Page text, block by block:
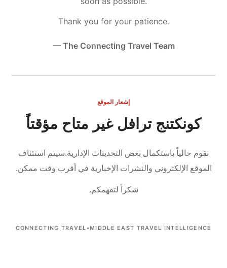
Thank you for your patience.
— The Connecting Travel Team
إشعار الموقع
كونكتنج ترافل غير متاح مؤقتاً
نقوم حالياً باستكمال بعض التحديثات الإدارية.سيتم استئناف
الموقع الإلكتروني والنشرات الإخبارية في أقرب وقت ممكن.
شكراً لتفهمكم.
CONNECTING TRAVEL •MIDDLE EAST TRAVEL INTELLIGENCE